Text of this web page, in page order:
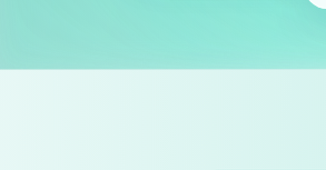
介護保険お役立